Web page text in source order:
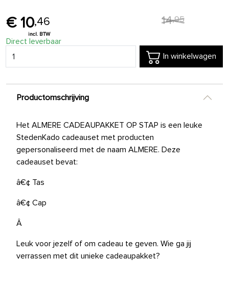
10,46 14,95
Direct leverbaar
In winkelwagen
Productomschrijving
Het ALMERE CADEAUPAKKET OP STAP is een leuke
StedenKado cadeauset met producten
gepersonaliseerd met de naam ALMERE. Deze
cadeauset bevat:
â€¢ Tas
â€¢ Cap
Â
Leuk voor jezelf of om cadeau te geven. Wie ga jij
verrassen met dit unieke cadeaupakket?